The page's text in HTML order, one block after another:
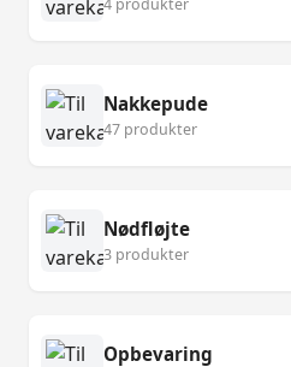
4 produkter
Nakkepude
47 produkter
Nødfløjte
3 produkter
Opbevaring